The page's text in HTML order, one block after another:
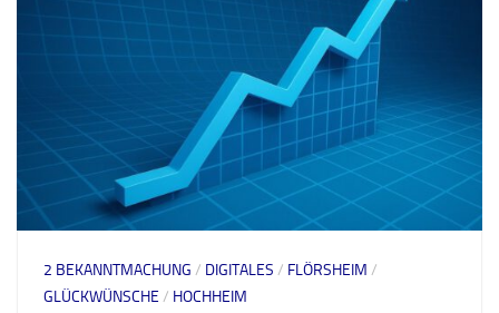
2 BEKANNTMACHUNG / DIGITALES / FLÖRSHEIM /
GLÜCKWÜNSCHE / HOCHHEIM